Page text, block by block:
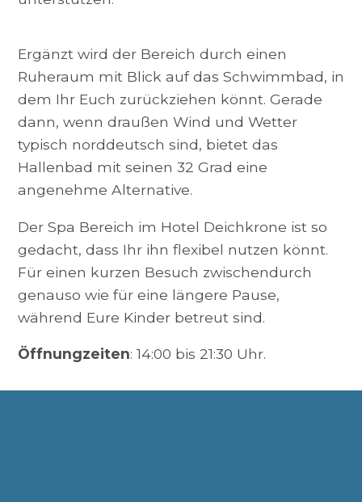
Ergänzt wird der Bereich durch einen
Ruheraum mit Blick auf das Schwimmbad, in
dem Ihr Euch zurückziehen könnt. Gerade
dann, wenn draußen Wind und Wetter
typisch norddeutsch sind, bietet das
Hallenbad mit seinen 32 Grad eine
angenehme Alternative.
Der Spa Bereich im Hotel Deichkrone ist so
gedacht, dass Ihr ihn flexibel nutzen könnt.
Für einen kurzen Besuch zwischendurch
genauso wie für eine längere Pause,
während Eure Kinder betreut sind.
Öffnungzeiten: 14:00 bis 21:30 Uhr.